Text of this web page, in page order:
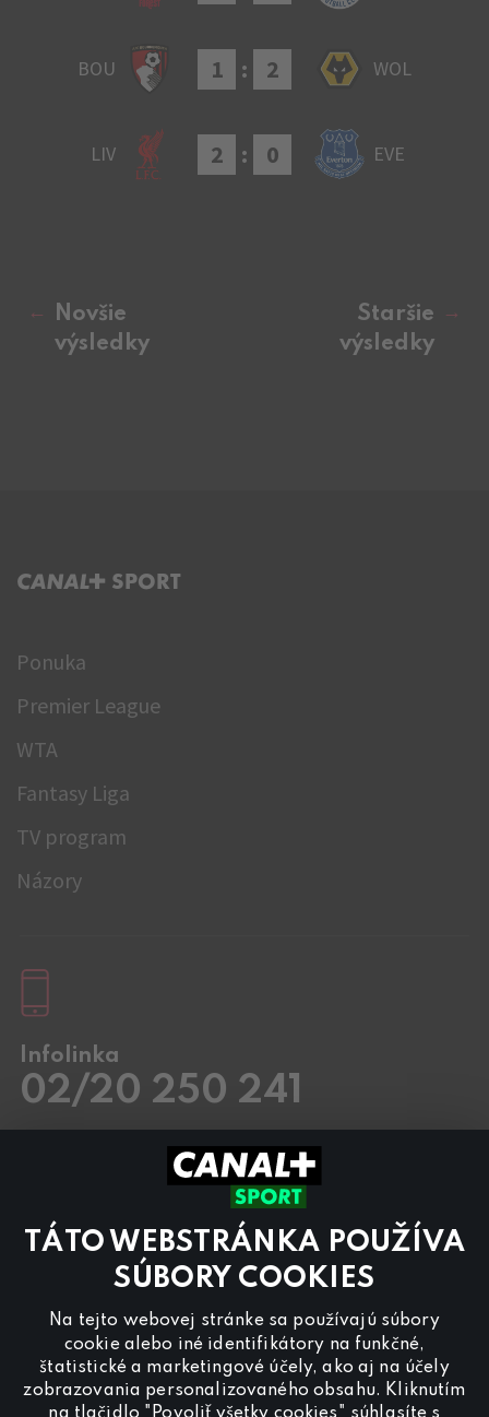
TÁTO WEBSTRÁNKA POUŽÍVA
SÚBORY COOKIES
Na tejto webovej stránke sa používajú súbory
cookie alebo iné identifikátory na funkčné,
štatistické a marketingové účely, ako aj na účely
zobrazovania personalizovaného obsahu. Kliknutím
BOU 1 : 2 WOL
LIV 2 : 0 EVE
Novšie
výsledky
Staršie
výsledky
C+ SPORT
Ponuka
Premier League
WTA
Fantasy Liga
TV program
Názory
Infolinka
02/20 250 241
8.00 – 18:00
Preinzerciu na programe CANAL+ Sportnás
kontaktujte nareklama@canalplus.cz
Našu redakciu kontaktujete na
redakce@canalplus.cz